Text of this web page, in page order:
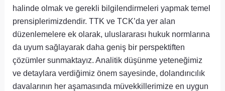
halinde olmak ve gerekli bilgilendirmeleri yapmak temel
prensiplerimizdendir. TTK ve TCK’da yer alan
düzenlemelere ek olarak, uluslararası hukuk normlarına
da uyum sağlayarak daha geniş bir perspektiften
çözümler sunmaktayız. Analitik düşünme yeteneğimiz
ve detaylara verdiğimiz önem sayesinde, dolandırıcılık
davalarının her aşamasında müvekkillerimize en uygun